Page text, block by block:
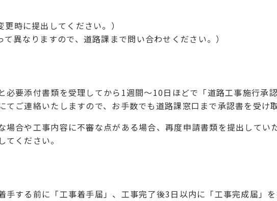
時に提出してください。）
異なりますので、道路課まで問い合わせください。）
必要添付書類を受理してから1週間～10日ほどで「道路工事施行承
ご連絡いたしますので、お手数でも道路課窓口まで承認書を受け
場合や工事内容に不審な点がある場合、再度申請書類を提出してい
ください。
する前に「工事着手届」、工事完了後3日以内に「工事完成届」を